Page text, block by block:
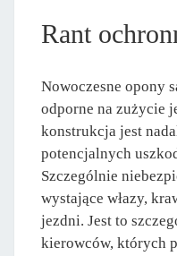
Rant
Nowoczesne opony
odporne na zużycie
konstrukcja jest
potencjalnych
Szczególnie
wystające włazy,
jezdni. Jest to
kierowców, których